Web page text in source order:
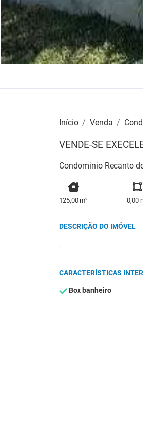
Início Venda
VENDE-SE
Condominio Recanto
125,00 m² 0,00
DESCRIÇÃO DO IMÓVEL
.
CARACTERÍSTICAS
Box banheiro